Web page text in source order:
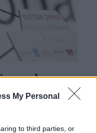
My Personal
to third parties, or
en el